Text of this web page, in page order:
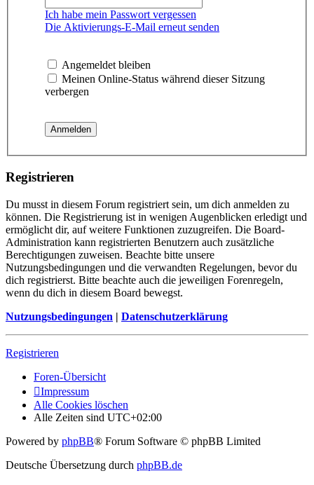
Ich habe mein Passwort vergessen
Die Aktivierungs-E-Mail erneut senden
Angemeldet bleiben
Meinen Online-Status während dieser Sitzung
verbergen
Registrieren
Du musst in diesem Forum registriert sein, um dich anmelden zu
können. Die Registrierung ist in wenigen Augenblicken erledigt und
ermöglicht dir, auf weitere Funktionen zuzugreifen. Die Board-
Administration kann registrierten Benutzern auch zusätzliche
Berechtigungen zuweisen. Beachte bitte unsere
Nutzungsbedingungen und die verwandten Regelungen, bevor du
dich registrierst. Bitte beachte auch die jeweiligen Forenregeln,
wenn du dich in diesem Board bewegst.
Nutzungsbedingungen | Datenschutzerklärung
Registrieren
Foren-Übersicht
Impressum
Alle Cookies löschen
Alle Zeiten sind UTC+02:00
Powered by phpBB® Forum Software © phpBB Limited
Deutsche Übersetzung durch phpBB.de